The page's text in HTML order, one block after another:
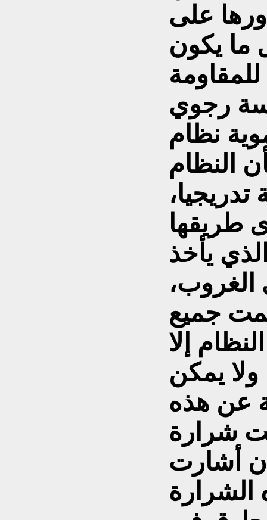
على
رجوي
نظام
النظام
طريقها
يأخذ
الغروب،
جميع
إلا
يمكن
عن هذه
شرارة
أشارت